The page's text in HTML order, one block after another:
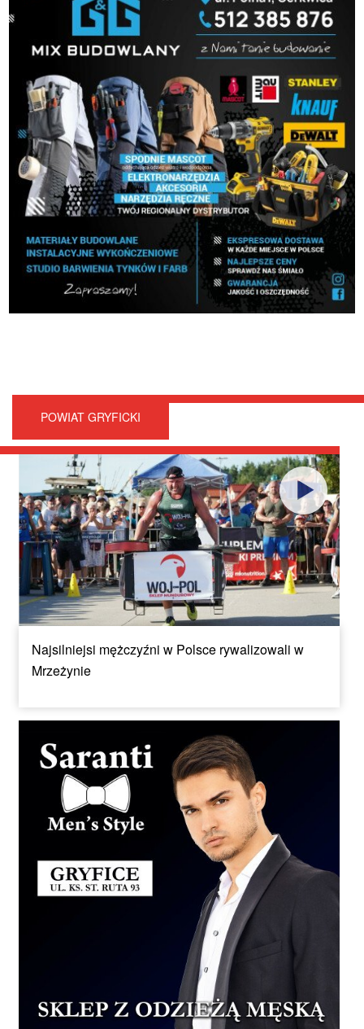
POWIAT GRYFICKI
Najsilniejsi mężczyźni w Polsce rywalizowali w
Mrzeżynie